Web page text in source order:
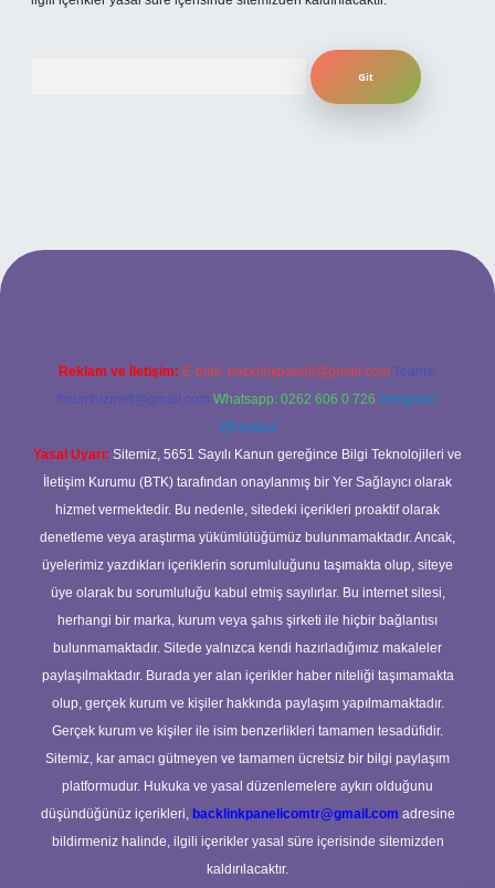
betexper güncel giriş
Reklam ve İletişim: E-mail: backlinkpaneli@gmail.com Teams:
forumhizmeti@gmail.com Whatsapp: 0262 606 0 726 Telegram:
@karabul
Yasal Uyarı: Sitemiz, 5651 Sayılı Kanun gereğince Bilgi Teknolojileri ve
İletişim Kurumu (BTK) tarafından onaylanmış bir Yer Sağlayıcı olarak
hizmet vermektedir. Bu nedenle, sitedeki içerikleri proaktif olarak
denetleme veya araştırma yükümlülüğümüz bulunmamaktadır. Ancak,
üyelerimiz yazdıkları içeriklerin sorumluluğunu taşımakta olup, siteye
üye olarak bu sorumluluğu kabul etmiş sayılırlar. Bu internet sitesi,
herhangi bir marka, kurum veya şahıs şirketi ile hiçbir bağlantısı
bulunmamaktadır. Sitede yalnızca kendi hazırladığımız makaleler
paylaşılmaktadır. Burada yer alan içerikler haber niteliği taşımamakta
olup, gerçek kurum ve kişiler hakkında paylaşım yapılmamaktadır.
Gerçek kurum ve kişiler ile isim benzerlikleri tamamen tesadüfidir.
Sitemiz, kar amacı gütmeyen ve tamamen ücretsiz bir bilgi paylaşım
platformudur. Hukuka ve yasal düzenlemelere aykırı olduğunu
düşündüğünüz içerikleri, backlinkpanelicomtr@gmail.com adresine
bildirmeniz halinde, ilgili içerikler yasal süre içerisinde sitemizden
kaldırılacaktır.